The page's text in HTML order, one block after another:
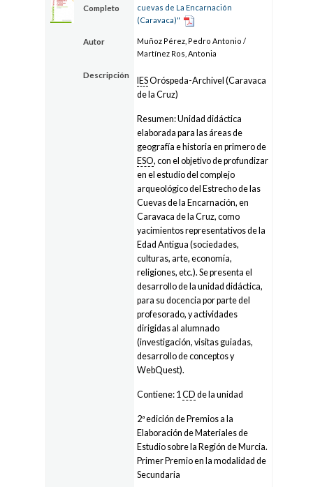
Completo
cuevas de La Encarnación
(Caravaca)"
Autor
Muñoz Pérez, Pedro Antonio /
Martínez Ros, Antonia
Descripción
IESOróspeda-Archivel (Caravaca
de la Cruz)
Resumen: Unidad didáctica
elaborada para las áreas de
geografía e historia en primero de
ESO, con el objetivo de profundizar
en el estudio del complejo
arqueológico del Estrecho de las
Cuevas de la Encarnación, en
Caravaca de la Cruz, como
yacimientos representativos de la
Edad Antigua (sociedades,
culturas, arte, economía,
religiones, etc.). Se presenta el
desarrollo de la unidad didáctica,
para su docencia por parte del
profesorado, y actividades
dirigidas al alumnado
(investigación, visitas guiadas,
desarrollo de conceptos y
WebQuest).
Contiene: 1CD de la unidad
2ª edición de Premios a la
Elaboración de Materiales de
Estudio sobre la Región de Murcia.
Primer Premio en la modalidad de
Secundaria